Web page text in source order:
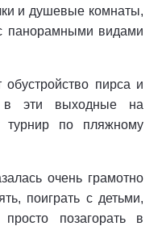
и душевые комнаты,
панорамными видами
пирса и
в эти выходные на
турнир по пляжному
очень грамотно
поиграть с детьми,
позагорать в